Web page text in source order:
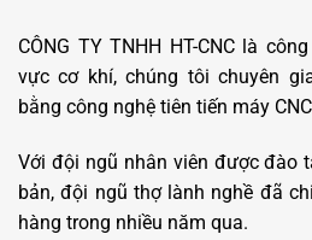
CÔNG TY TNHH HT-CNC là
vực cơ khí, chúng tôi chuyên
bằng công nghệ tiên tiến máy
Với đội ngũ nhân viên được đào
bản, đội ngũ thợ lành nghề đã
hàng trong nhiều năm qua.